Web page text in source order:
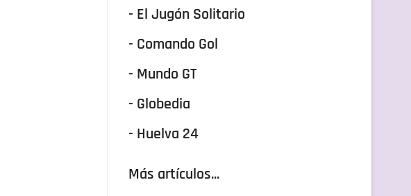
- El Jugón Solitario
- Comando Gol
- Mundo GT
- Globedia
- Huelva 24
Más artículos...